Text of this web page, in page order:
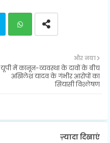
ats
और नया
यूपी में कानून-व्यवस्था के दावों के बीच
अखिलेश यादव के गंभीर आरोपों का
सियासी विश्लेषण
ज़्यादा दिखाएं